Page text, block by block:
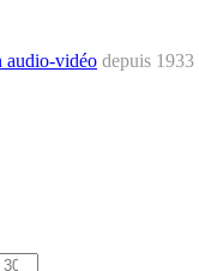
audio-vidéo depuis